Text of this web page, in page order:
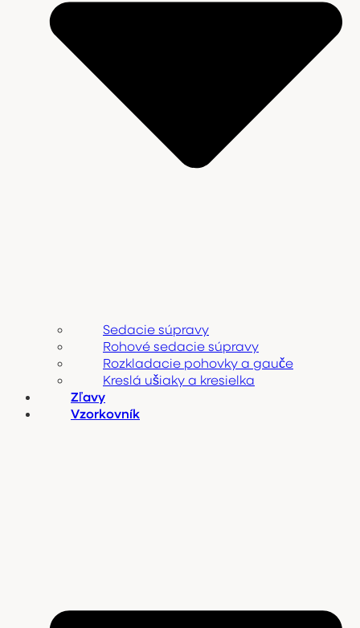
Sedacie súpravy
Rohové sedacie súpravy
Rozkladacie pohovky a gauče
Kreslá ušiaky a kresielka
Zľavy
Vzorkovník